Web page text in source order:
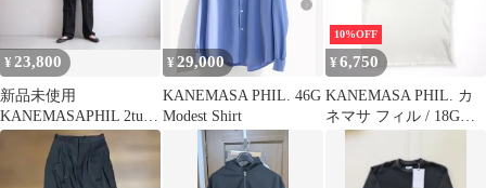
¥ 23,800
新品未使用
KANEMASAPHIL 2tuck
Slacks Lサイズ
¥29,000
KANEMASA PHIL. 46G
Modest Shirt
10%OFF
¥6,750
KANEMASA PHIL. カ
ネマサ フィル / 18G
Garment Waffle Tank
Top 参考定価：
9,000+tax